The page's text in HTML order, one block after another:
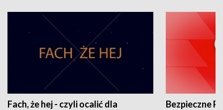
Fach, że hej - czyli ocalić dla
Bezpieczne